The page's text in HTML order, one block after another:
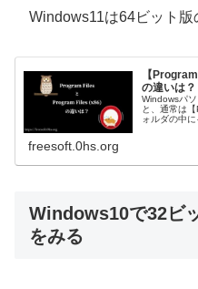
Windows11は64ビット版
【
の違いは？
Windowsパ
と、通常は
ォルダの中
freesoft.0hs.org
Windows10で32ビ
をみる